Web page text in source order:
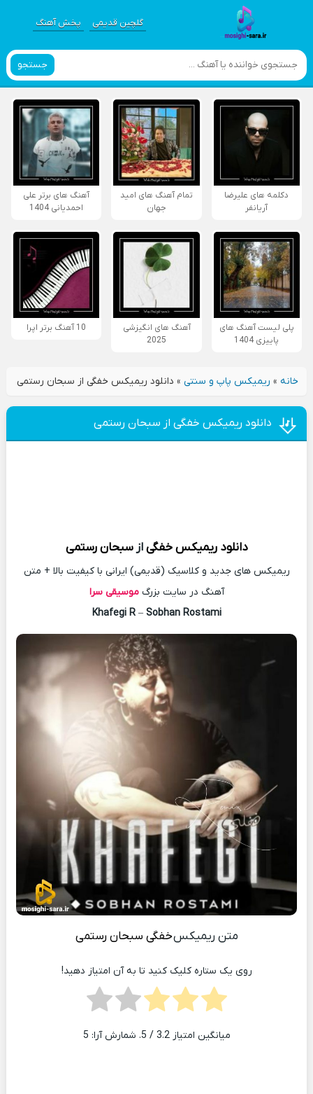
گلچین قدیمی پخش آهنگ
جستجو
دکلمه های علیرضا
آریانفر
تمام آهنگ های امید
جهان
آهنگ های برتر علی
احمدیانی 1404
پلی لیست آهنگ های
پاییزی 1404
آهنگ های انگیزشی
2025
10 آهنگ برتر اپرا
خانه» ریمیکس پاپ و سنتی» دانلود ریمیکس خفگی از سبحان رستمی
دانلود ریمیکس خفگی از سبحان رستمی
دانلودریمیکس خفگی ازسبحان رستمی
ریمیکس های جدید و کلاسیک (قدیمی) ایرانی با کیفیت بالا + متن
آهنگ در سایت بزرگموسیقی سرا
Khafegi R– Sobhan Rostami
متن ریمیکسخفگی سبحان رستمی
روی یک ستاره کلیک کنید تا به آن امتیاز دهید!
میانگین امتیاز3.2 / 5. شمارش آرا: 5